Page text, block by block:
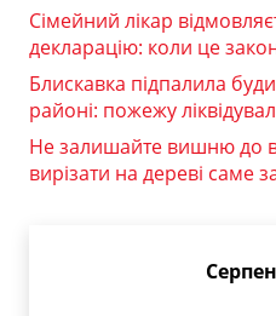
Сімейний лікар
декларацію: коли це
Блискавка підпалила
районі: пожежу
Не залишайте вишню до
вирізати на дереві саме